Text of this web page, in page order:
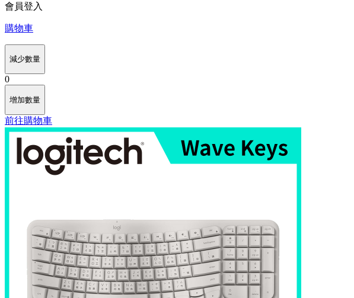
會員登入
購物車
減少數量
0
增加數量
前往購物車